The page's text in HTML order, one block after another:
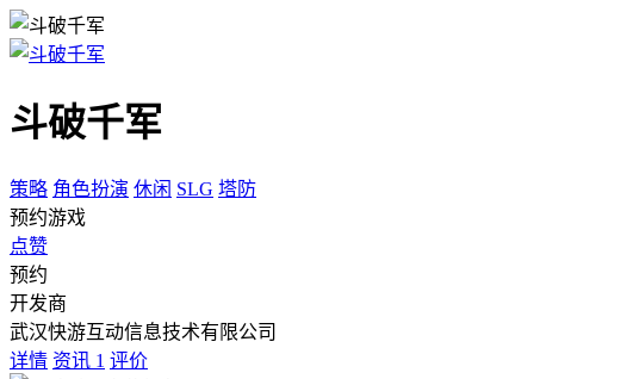
斗破千军
策略 角色扮演 休闲 SLG 塔防
预约游戏
点赞
预约
开发商
武汉快游互动信息技术有限公司
详情 资讯 1 评价